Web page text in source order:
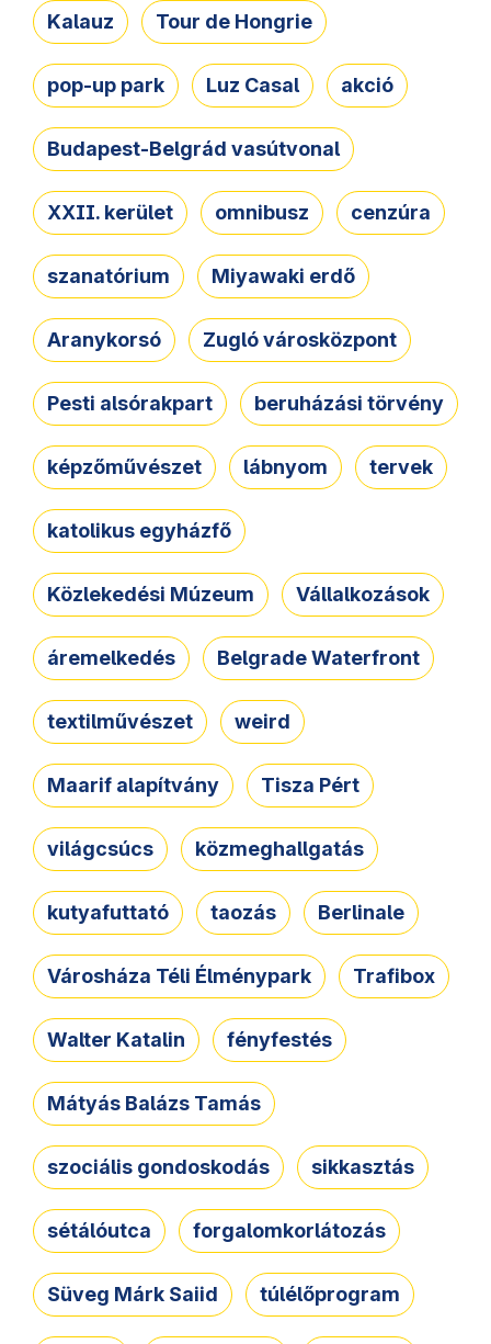
Kalauz Tour de Hongrie
pop-up park Luz Casal akció
Budapest-Belgrád vasútvonal
XXII. kerület omnibusz cenzúra
szanatórium Miyawaki erdő
Aranykorsó Zugló városközpont
Pesti alsórakpart beruházási törvény
képzőművészet lábnyom tervek
katolikus egyházfő
Közlekedési Múzeum Vállalkozások
áremelkedés Belgrade Waterfront
textilművészet weird
Maarif alapítvány Tisza Pért
világcsúcs közmeghallgatás
kutyafuttató taozás Berlinale
Városháza Téli Élménypark Trafibox
Walter Katalin fényfestés
Mátyás Balázs Tamás
szociális gondoskodás sikkasztás
sétálóutca forgalomkorlátozás
Süveg Márk Saiid túlélőprogram